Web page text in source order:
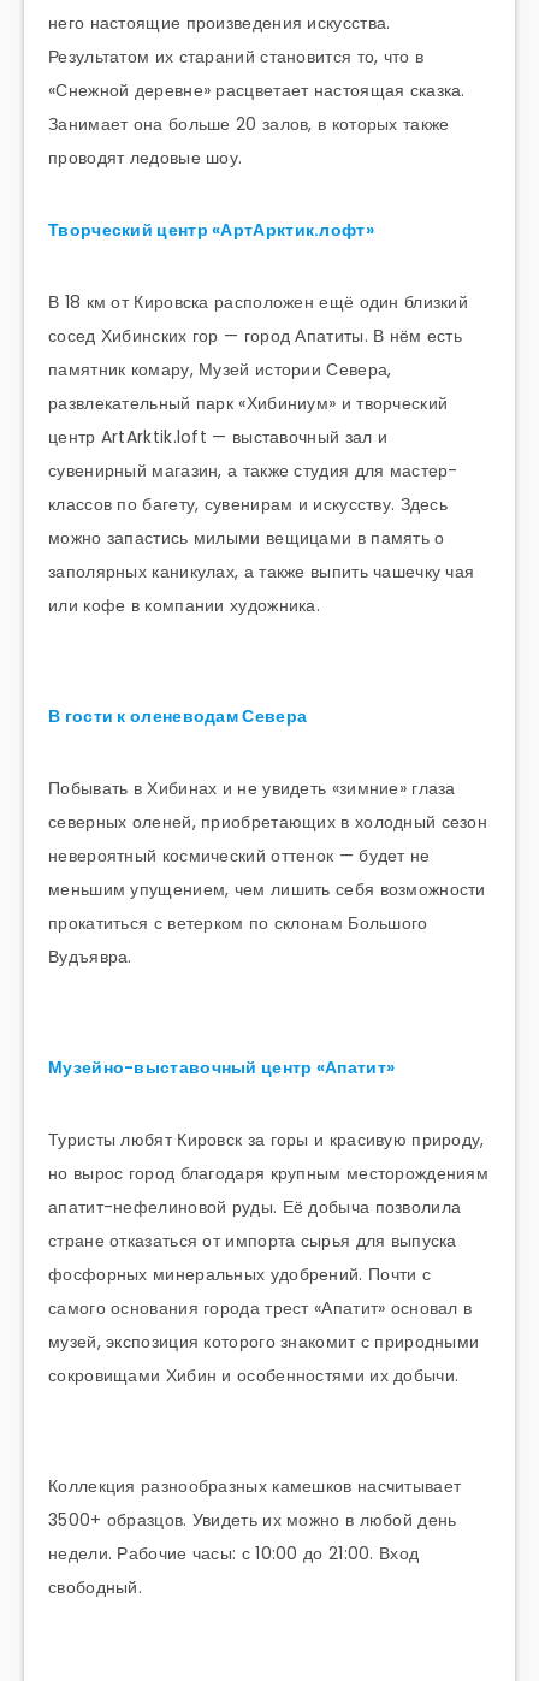
него настоящие произведения искусства.
Результатом их стараний становится то, что в
«Снежной деревне» расцветает настоящая сказка.
Занимает она больше 20 залов, в которых также
проводят ледовые шоу.
Творческий центр «АртАрктик.лофт»
В 18 км от Кировска расположен ещё один близкий
сосед Хибинских гор — город Апатиты. В нём есть
памятник комару, Музей истории Севера,
развлекательный парк «Хибиниум» и творческий
центр ArtArktik.loft — выставочный зал и
сувенирный магазин, а также студия для мастер-
классов по багету, сувенирам и искусству. Здесь
можно запастись милыми вещицами в память о
заполярных каникулах, а также выпить чашечку чая
или кофе в компании художника.
В гости к оленеводам Севера
Побывать в Хибинах и не увидеть «зимние» глаза
северных оленей, приобретающих в холодный сезон
невероятный космический оттенок — будет не
меньшим упущением, чем лишить себя возможности
прокатиться с ветерком по склонам Большого
Вудъявра.
Музейно-выставочный центр «Апатит»
Туристы любят Кировск за горы и красивую природу,
но вырос город благодаря крупным месторождениям
апатит-нефелиновой руды. Её добыча позволила
стране отказаться от импорта сырья для выпуска
фосфорных минеральных удобрений. Почти с
самого основания города трест «Апатит» основал в
музей, экспозиция которого знакомит с природными
сокровищами Хибин и особенностями их добычи.
Коллекция разнообразных камешков насчитывает
3500+ образцов. Увидеть их можно в любой день
недели. Рабочие часы: с 10:00 до 21:00. Вход
свободный.